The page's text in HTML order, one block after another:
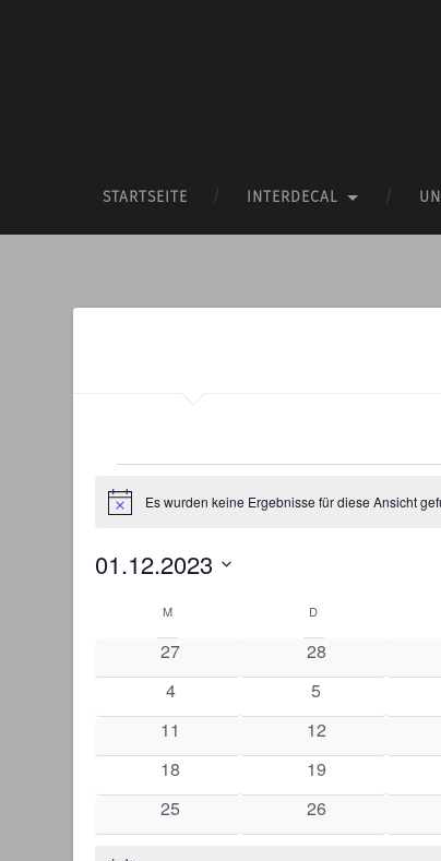
STARTSEITE INTERDECAL
HinweisEs wurden keine Ergebnisse für diese Ansicht
01.12.2023
Kalender
Veranstaltungen
M D
0
Veranstaltungen
27
0
Veranstaltungen
28
0
Veranstaltungen
4
0
Veranstaltungen
5
0
Veranstaltungen
11
0
Veranstaltungen
12
0
Veranstaltungen
18
0
Veranstaltungen
19
0
Veranstaltungen
25
0
Veranstaltungen
26